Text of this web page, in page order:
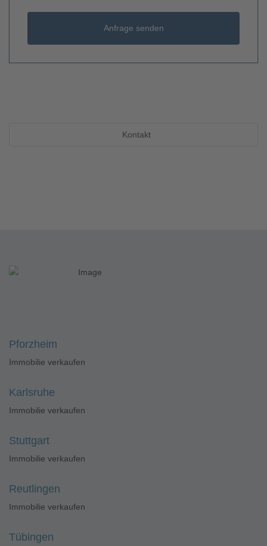
Anfrage senden
Kontakt
Pforzheim
Immobilie verkaufen
Karlsruhe
Immobilie verkaufen
Stuttgart
Immobilie verkaufen
Reutlingen
Immobilie verkaufen
Tübingen